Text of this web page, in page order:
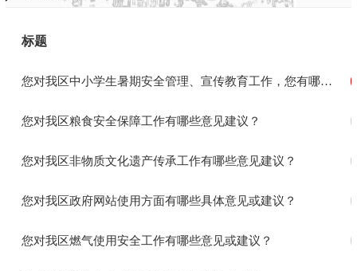
标题
您对我区中小学生暑期安全管理、宣传教育工作，您有哪些意见或建议？
您对我区粮食安全保障工作有哪些意见建议？
您对我区非物质文化遗产传承工作有哪些意见建议？
您对我区政府网站使用方面有哪些具体意见或建议？
您对我区燃气使用安全工作有哪些意见或建议？